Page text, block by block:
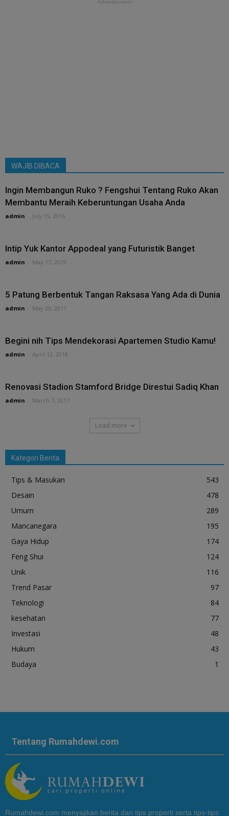
- Advertisement -
WAJIB DIBACA
Ingin Membangun Ruko ? Fengshui Tentang Ruko Akan
Membantu Meraih Keberuntungan Usaha Anda
admin July 15, 2016
Intip Yuk Kantor Appodeal yang Futuristik Banget
admin May 17, 2019
5 Patung Berbentuk Tangan Raksasa Yang Ada di Dunia
admin May 29, 2017
Begini nih Tips Mendekorasi Apartemen Studio Kamu!
admin April 12, 2018
Renovasi Stadion Stamford Bridge Direstui Sadiq Khan
admin March 7, 2017
Load more
Kategori Berita
Tips & Masukan
543
Desain
478
Umum
289
Mancanegara
195
Gaya Hidup
174
Feng Shui
124
Unik
116
Trend Pasar
97
Teknologi
84
kesehatan
77
Investasi
48
Hukum
43
Budaya
1
Tentang Rumahdewi.com
Rumahdewi.com menyajikan berita dan tips properti serta tips-tips